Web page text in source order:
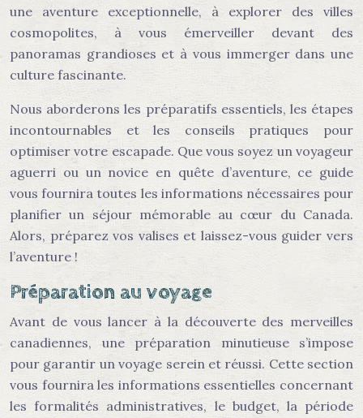
une aventure exceptionnelle, à explorer des villes
cosmopolites, à vous émerveiller devant des
panoramas grandioses et à vous immerger dans une
culture fascinante.
Nous aborderons les préparatifs essentiels, les étapes
incontournables et les conseils pratiques pour
optimiser votre escapade. Que vous soyez un voyageur
aguerri ou un novice en quête d’aventure, ce guide
vous fournira toutes les informations nécessaires pour
planifier un séjour mémorable au cœur du Canada.
Alors, préparez vos valises et laissez-vous guider vers
l’aventure !
Préparation au voyage
Avant de vous lancer à la découverte des merveilles
canadiennes, une préparation minutieuse s’impose
pour garantir un voyage serein et réussi. Cette section
vous fournira les informations essentielles concernant
les formalités administratives, le budget, la période